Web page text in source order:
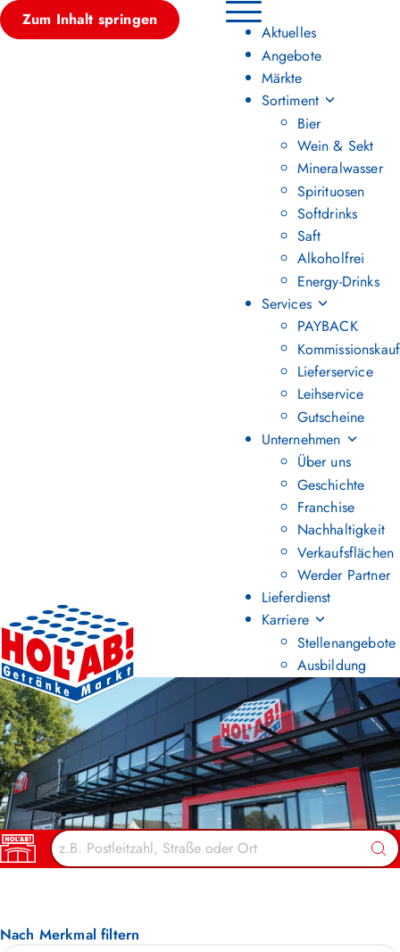
Zum Inhalt springen
Hauptmenü umschalten
Aktuelles
Angebote
Märkte
Sortiment
Bier
Wein & Sekt
Mineralwasser
Spirituosen
Softdrinks
Saft
Alkoholfrei
Energy-Drinks
Services
PAYBACK
Kommissionskauf
Lieferservice
Leihservice
Gutscheine
Unternehmen
Über uns
Geschichte
Franchise
Nachhaltigkeit
Verkaufsflächen
Werder Partner
Lieferdienst
Karriere
Stellenangebote
Ausbildung
HOL’AB! MÄRKTE
Nach Merkmal filtern